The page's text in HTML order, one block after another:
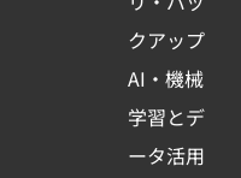
クアップ
AI・機械
学習とデ
ータ活用